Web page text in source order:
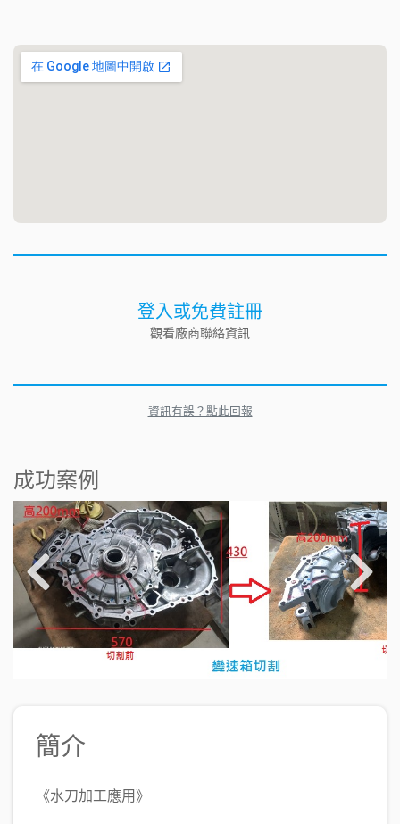
登入或免費註冊
觀看廠商聯絡資訊
資訊有誤？點此回報
成功案例
簡介
《水刀加工應用》